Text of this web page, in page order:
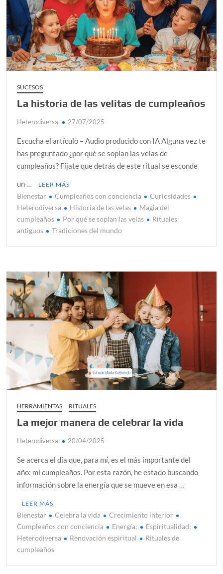
¿Conoces al rey del trópico? Seguro que sí
Día de Independencia 2026: de Patria Boba a Colombia
polarizada
Salud mental digital: cómo frenar la ansiedad que
generan las redes sociales
Denuncia por violencia sexual en Colombia: así avanza
Día del Orgullo LGBTQ+: una fecha que sigue defendiendo
SUCESOS
La historia de las velitas de cumpleaños
Heterodiversa 27/07/2025
Escucha el artículo – Audio producido con IA Alguna vez te
has preguntado ¿por qué se soplan las velas de
cumpleaños? Fíjate que detrás de este ritual se esconde
un …
LEER MÁS
Bienestar Cumpleaños con conciencia
Curiosidades
Heterodiversa
Historia de las velas
Magia del
cumpleaños
Por qué se soplan las velas
Rituales
antiguos
Tradiciones del mundo
HERRAMIENTAS RITUALES
La mejor manera de celebrar la vida
Heterodiversa 20/04/2025
Se acerca el día que, para mí, es el más importante del
año: mi cumpleaños. Por esta razón, he estado buscando
información sobre la energía que se mueve en esa …
LEER MÁS
Bienestar Celebra la vida
Crecimiento interior
Cumpleaños con conciencia
Energía;
Espiritualidad;
Heterodiversa
Renovación espiritual
Rituales de
cumpleaños